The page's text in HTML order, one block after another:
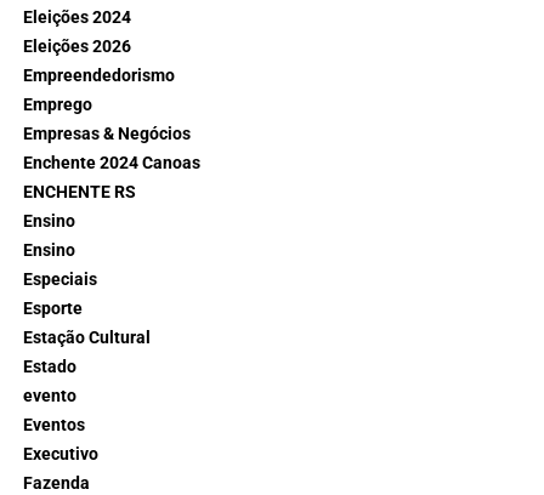
Eleições 2024
Eleições 2026
Empreendedorismo
Emprego
Empresas & Negócios
Enchente 2024 Canoas
ENCHENTE RS
Ensino
Ensino
Especiais
Esporte
Estação Cultural
Estado
evento
Eventos
Executivo
Fazenda